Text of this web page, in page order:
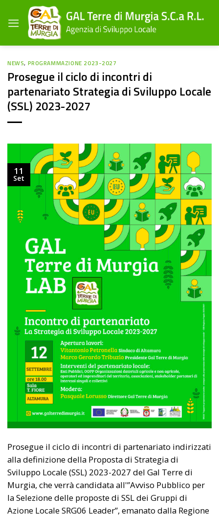
contenuti
NEWS, PROGRAMMAZIONE 2023-2027
Prosegue il ciclo di incontri di
partenariato Strategia di Sviluppo Locale
(SSL) 2023-2027
11
Set
Prosegue il ciclo di incontri di partenariato indirizzati
alla definizione della Proposta di Strategia di
Sviluppo Locale (SSL) 2023-2027 del Gal Terre di
Murgia, che verrà candidata all'”Avviso Pubblico per
la Selezione delle proposte di SSL dei Gruppi di
Azione Locale SRG06 Leader”, emanato dalla Regione